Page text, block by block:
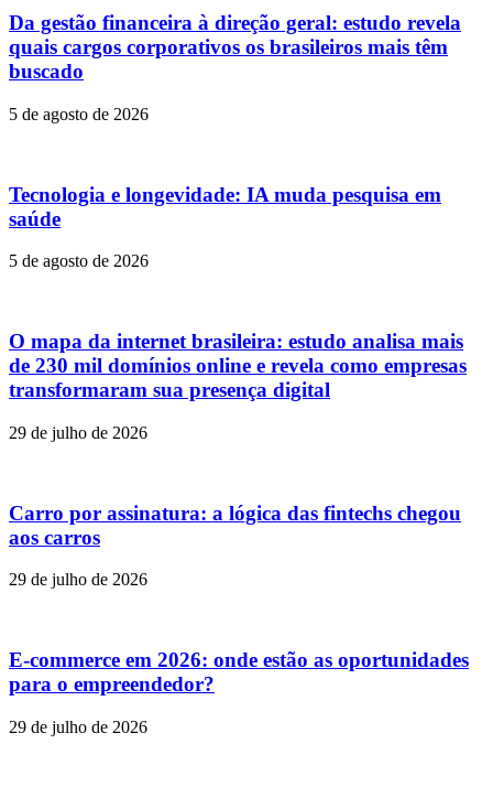
Da gestão financeira à direção geral: estudo revela
quais cargos corporativos os brasileiros mais têm
buscado
5 de agosto de 2026
Tecnologia e longevidade: IA muda pesquisa em
saúde
5 de agosto de 2026
O mapa da internet brasileira: estudo analisa mais
de 230 mil domínios online e revela como empresas
transformaram sua presença digital
29 de julho de 2026
Carro por assinatura: a lógica das fintechs chegou
aos carros
29 de julho de 2026
E-commerce em 2026: onde estão as oportunidades
para o empreendedor?
29 de julho de 2026